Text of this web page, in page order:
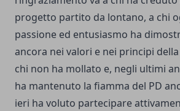
progetto partito da lontano, a chi
passione ed entusiasmo ha
ancora nei valori e nei principi
chi non ha mollato e, negli ultimi
ha mantenuto la fiamma del PD
ieri ha voluto partecipare